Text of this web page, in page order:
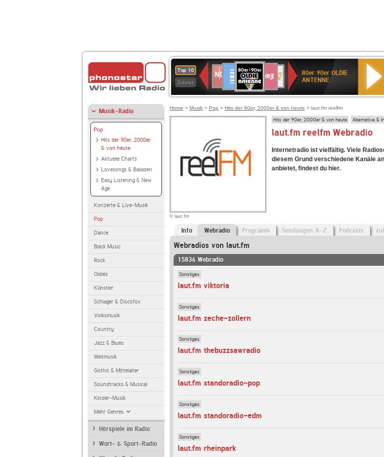
Top 10
Zuletzt
Deutschlandfunk
80er
90er
OLDIE
ANTENNE
SWR3
SWR
Kultur
NDR
2
80er 90er OLDIE
ANTENNE
Musik-Radio
Pop
Hits der 90er, 2000er
& von heute
Aktuelle Charts
Lovesongs & Balladen
Easy Listening & New
Age
Konzerte & Live-Musik
Pop
Dance
Black Music
Rock
Oldies
Künstler
Schlager & Discofox
Volksmusik
Country
Jazz & Blues
Weltmusik
Gothic & Mittelalter
Soundtracks & Musical
Kinder-Musik
Mehr Genres
Hörspiele im Radio
Wort- & Sport-Radio
Home > Musik > Pop > Hits der 90er, 2000er & von heute > laut.fm reelfm
© laut.fm
Hits der 90er, 2000er & von heute Alternative &
laut.fm reelfm Webradio
Internetradio ist vielfältig. Viele
diesem Grund verschiedene Kanäle
anbietet, findest du hier.
Info Webradio Programm Sendungen A-Z Podcasts
Webradios von laut.fm
15836 Webradio
Sonstiges
laut.fm viktoria
Sonstiges
laut.fm zeche-zollern
Sonstiges
laut.fm thebuzzsawradio
Sonstiges
laut.fm standoradio-pop
Sonstiges
laut.fm standoradio-edm
Sonstiges
laut.fm rheinpark